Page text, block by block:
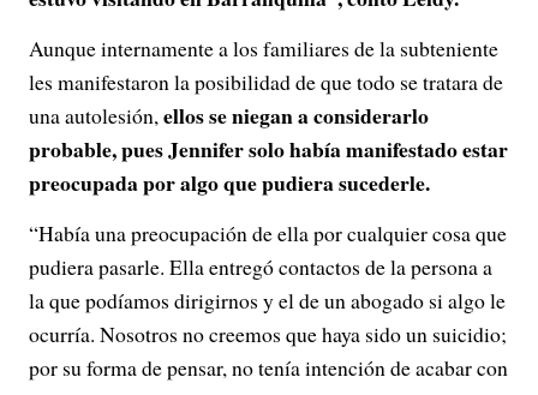
Aunque internamente a los familiares de la subteniente
les manifestaron la posibilidad de que todo se tratara de
una autolesión,ellos se niegan a considerarlo
probable, pues Jennifer solo había manifestado estar
preocupada por algo que pudiera sucederle.
“Había una preocupación de ella por cualquier cosa que
pudiera pasarle. Ella entregó contactos de la persona a
la que podíamos dirigirnos y el de un abogado si algo le
ocurría. Nosotros no creemos que haya sido un suicidio;
por su forma de pensar, no tenía intención de acabar con